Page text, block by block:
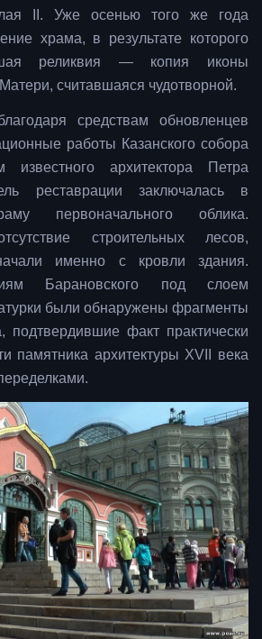
II. Уже осенью того же года
храма, в результате которого
реликвия — копия иконы
считавшаяся чудотворной.
средствам обновленцев
работы Казанского собора
известного архитектора Петра
реставрации заключалась в
первоначального облика.
строительных лесов,
именно с кровли здания.
Барановского под слоем
были обнаружены фрагменты
подтвердившие факт практически
памятника архитектуры XVII века